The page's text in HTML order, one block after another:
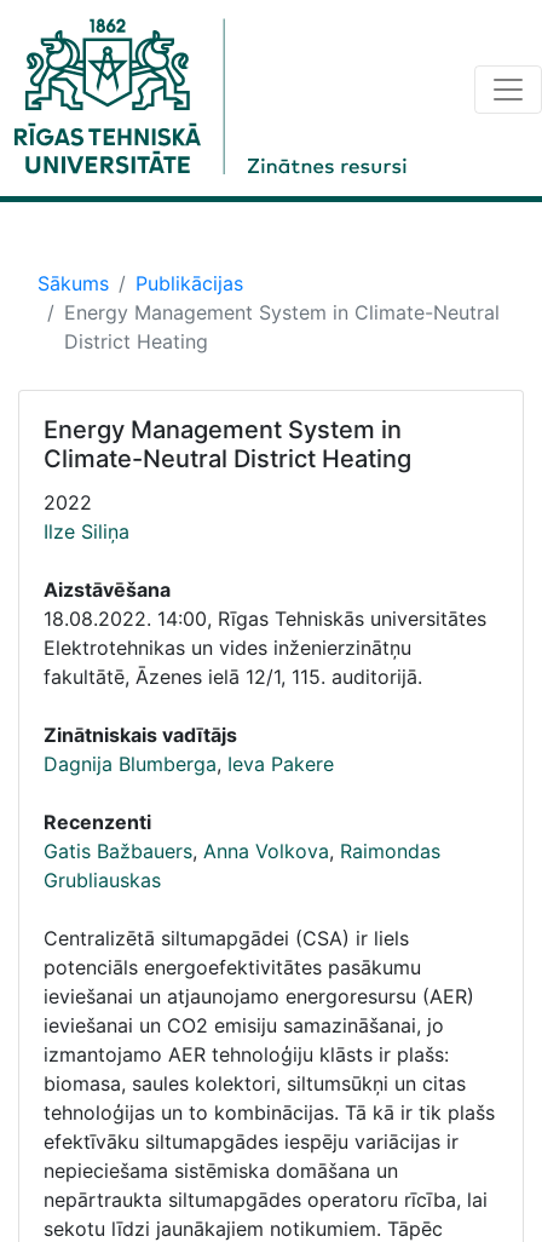
Sākums
Publikācijas
Energy Management System in Climate-Neutral
District Heating
Energy Management System in
Climate-Neutral District Heating
2022
Ilze Siliņa
Aizstāvēšana
18.08.2022. 14:00, Rīgas Tehniskās universitātes
Elektrotehnikas un vides inženierzinātņu
fakultātē, Āzenes ielā 12/1, 115. auditorijā.
Zinātniskais vadītājs
Dagnija Blumberga, Ieva Pakere
Recenzenti
Gatis Bažbauers, Anna Volkova, Raimondas
Grubliauskas
Centralizētā siltumapgādei (CSA) ir liels
potenciāls energoefektivitātes pasākumu
ieviešanai un atjaunojamo energoresursu (AER)
ieviešanai un CO2 emisiju samazināšanai, jo
izmantojamo AER tehnoloģiju klāsts ir plašs:
biomasa, saules kolektori, siltumsūkņi un citas
tehnoloģijas un to kombinācijas. Tā kā ir tik plašs
efektīvāku siltumapgādes iespēju variācijas ir
nepieciešama sistēmiska domāšana un
nepārtraukta siltumapgādes operatoru rīcība, lai
sekotu līdzi jaunākajiem notikumiem. Tāpēc